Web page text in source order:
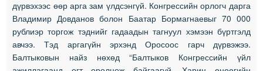
дүрвэхээс өөр арга зам үлдсэнгүй. Конгрессийн орлогч дарга
Владимир Довданов болон Баатар Бормагнаевыг 70 000
рублиэр торгож тэднийг гадаадын тагнуул хэмээн бүртгэлд
авчээ. Тэд аргагүйн эрхэнд Оросоос гарч дүрвэжээ.
Балтыковын найз нөхөд “Балтыков Конгрессийн үйл